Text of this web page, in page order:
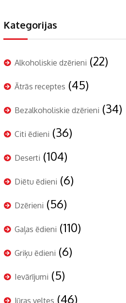
Kategorijas
Alkoholiskie dzērieni (22)
Ātrās receptes (45)
Bezalkoholiskie dzērieni (34)
Citi ēdieni (36)
Deserti (104)
Diētu ēdieni (6)
Dzērieni (56)
Gaļas ēdieni (110)
Griķu ēdieni (6)
Ievārījumi (5)
Jūras veltes (46)